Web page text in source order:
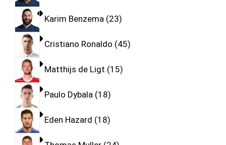
Karim Benzema 23
Cristiano Ronaldo 45
Matthijs de Ligt 15
Paulo Dybala 18
Eden Hazard 18